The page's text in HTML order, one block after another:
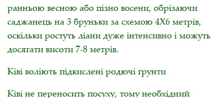
ранньою весною або пізно восени, обрізаючи
саджанець на 3 бруньки за схемою 4Х6 метрів,
оскільки ростуть ліани дуже інтенсивно і можуть
досягати висоти 7-8 метрів.
Ківі воліють підкислені родючі ґрунти
Ківі не переносить посуху, тому необхідний